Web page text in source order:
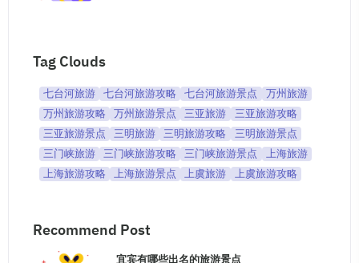
Tag Clouds
七台河旅游 七台河旅游攻略 七台河旅游景点
万州旅游
万州旅游攻略
万州旅游景点 三亚旅游
三亚旅游攻略
三亚旅游景点
三明旅游 三明旅游攻略
三明旅游景点
三门峡旅游
三门峡旅游攻略 三门峡旅游景点
上海旅游
上海旅游攻略
上海旅游景点 上虞旅游 上虞旅游攻略
Recommend Post
宜宾有哪些出名的旅游景点